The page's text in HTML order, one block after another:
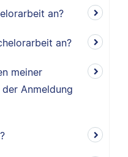
an?
an?
meiner
Anmeldung